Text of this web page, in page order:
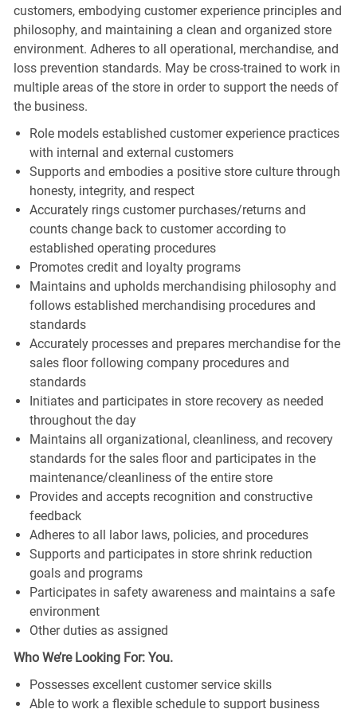
customers, embodying customer experience principles and
philosophy, and maintaining a clean and organized store
environment. Adheres to all operational, merchandise, and
loss prevention standards. May be cross-trained to work in
multiple areas of the store in order to support the needs of
the business.
Role models established customer experience practices
with internal and external customers
Supports and embodies a positive store culture through
honesty, integrity, and respect
Accurately rings customer purchases/returns and
counts change back to customer according to
established operating procedures
Promotes credit and loyalty programs
Maintains and upholds merchandising philosophy and
follows established merchandising procedures and
standards
Accurately processes and prepares merchandise for the
sales floor following company procedures and
standards
Initiates and participates in store recovery as needed
throughout the day
Maintains all organizational, cleanliness, and recovery
standards for the sales floor and participates in the
maintenance/cleanliness of the entire store
Provides and accepts recognition and constructive
feedback
Adheres to all labor laws, policies, and procedures
Supports and participates in store shrink reduction
goals and programs
Participates in safety awareness and maintains a safe
environment
Other duties as assigned
Who We’re Looking For: You.
Possesses excellent customer service skills
Able to work a flexible schedule to support business